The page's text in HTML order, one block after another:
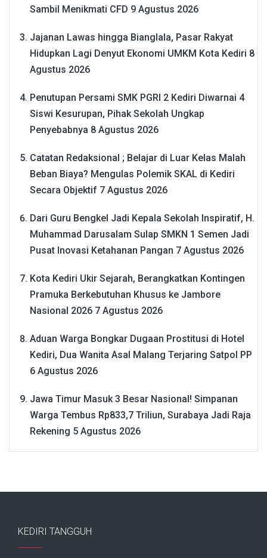
Sambil Menikmati CFD 9 Agustus 2026
Jajanan Lawas hingga Bianglala, Pasar Rakyat
Hidupkan Lagi Denyut Ekonomi UMKM Kota Kediri 8
Agustus 2026
Penutupan Persami SMK PGRI 2 Kediri Diwarnai 4
Siswi Kesurupan, Pihak Sekolah Ungkap
Penyebabnya 8 Agustus 2026
Catatan Redaksional ; Belajar di Luar Kelas Malah
Beban Biaya? Mengulas Polemik SKAL di Kediri
Secara Objektif 7 Agustus 2026
Dari Guru Bengkel Jadi Kepala Sekolah Inspiratif, H.
Muhammad Darusalam Sulap SMKN 1 Semen Jadi
Pusat Inovasi Ketahanan Pangan 7 Agustus 2026
Kota Kediri Ukir Sejarah, Berangkatkan Kontingen
Pramuka Berkebutuhan Khusus ke Jambore
Nasional 2026 7 Agustus 2026
Aduan Warga Bongkar Dugaan Prostitusi di Hotel
Kediri, Dua Wanita Asal Malang Terjaring Satpol PP
6 Agustus 2026
Jawa Timur Masuk 3 Besar Nasional! Simpanan
Warga Tembus Rp833,7 Triliun, Surabaya Jadi Raja
Rekening 5 Agustus 2026
KEDIRI TANGGUH